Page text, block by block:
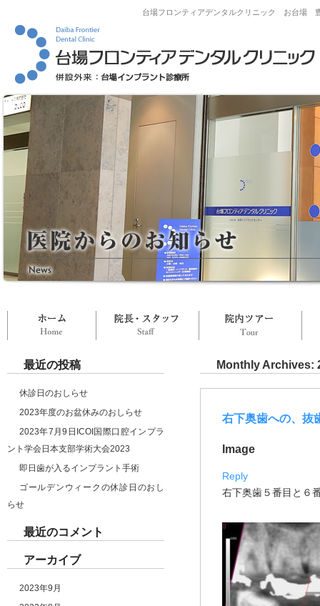
台場フロンティアデンタルクリニック お台場
ホーム 院長・スタッフ
最近の投稿
休診日のおしらせ
2023年度のお盆休みのおしらせ
2023年7月9日ICOI国際口腔インプラ
ント学会日本支部学術大会2023
即日歯が入るインプラント手術
ゴールデンウィークの休診日のおし
らせ
最近のコメント
アーカイブ
2023年9月
Monthly Archives:
右下奥歯への、抜
Image
Reply
右下奥歯５番目と６